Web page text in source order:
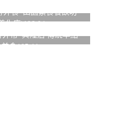
食*田園素食餐飲坊
化店)106-04
帶*興隆居 傳統早點
美食105-11